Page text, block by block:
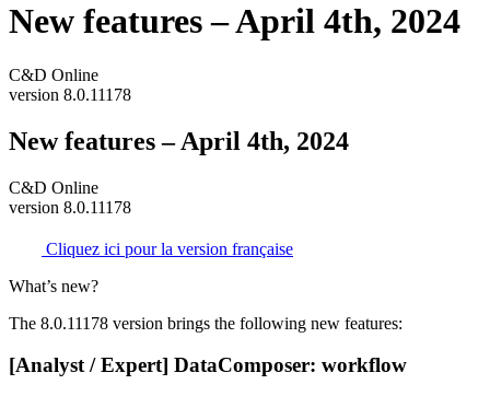
New features – April 4th, 2024
C&D Online
version 8.0.11178
New features – April 4th, 2024
C&D Online
version 8.0.11178
Cliquez ici pour la version française
What’s new?
The 8.0.11178 version brings the following new features:
[Analyst / Expert] DataComposer: workflow